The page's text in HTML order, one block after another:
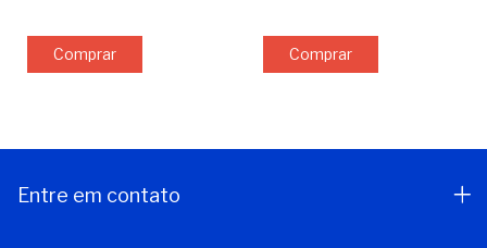
Comprar Comprar
Entre em contato